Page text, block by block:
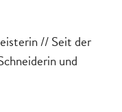
// Seit der
und